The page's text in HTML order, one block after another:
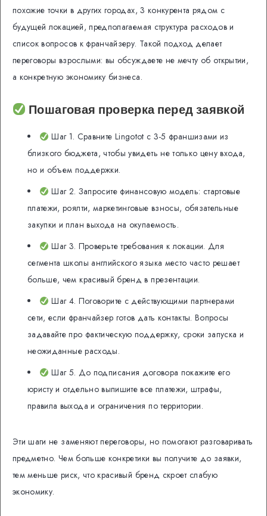
похожие точки в других городах, 3 конкурента рядом с
будущей локацией, предполагаемая структура расходов и
список вопросов к франчайзеру. Такой подход делает
переговоры взрослыми: вы обсуждаете не мечту об открытии,
а конкретную экономику бизнеса.
Пошаговая проверка перед заявкой
Шаг 1. Сравните Lingotot с 3-5 франшизами из
близкого бюджета, чтобы увидеть не только цену входа,
но и объем поддержки.
Шаг 2. Запросите финансовую модель: стартовые
платежи, роялти, маркетинговые взносы, обязательные
закупки и план выхода на окупаемость.
Шаг 3. Проверьте требования к локации. Для
сегмента школы английского языка место часто решает
больше, чем красивый бренд в презентации.
Шаг 4. Поговорите с действующими партнерами
сети, если франчайзер готов дать контакты. Вопросы
задавайте про фактическую поддержку, сроки запуска и
неожиданные расходы.
Шаг 5. До подписания договора покажите его
юристу и отдельно выпишите все платежи, штрафы,
правила выхода и ограничения по территории.
Эти шаги не заменяют переговоры, но помогают разговаривать
предметно. Чем больше конкретики вы получите до заявки,
тем меньше риск, что красивый бренд скроет слабую
экономику.